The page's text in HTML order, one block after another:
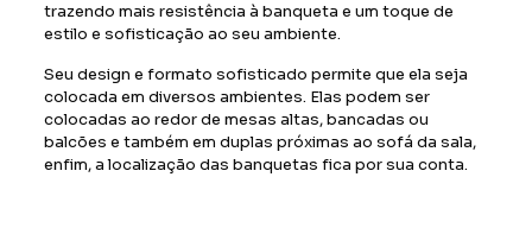
trazendo mais resistência à banqueta e um toque de
estilo e sofisticação ao seu ambiente.
Seu design e formato sofisticado permite que ela seja
colocada em diversos ambientes. Elas podem ser
colocadas ao redor de mesas altas, bancadas ou
balcões e também em duplas próximas ao sofá da sala,
enfim, a localização das banquetas fica por sua conta.